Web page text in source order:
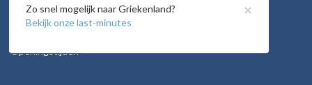
Autohuur
Vacatures
Openingstijden
×
Zo snel mogelijk naar Griekenland?
Bekijk onze last-minutes